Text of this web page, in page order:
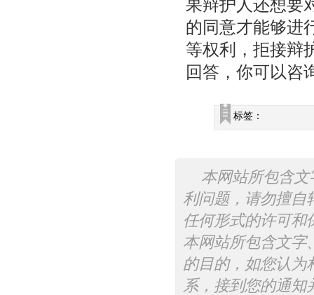
果辩护人还想要
的同意才能够进
等权利，拒接辩
回答，你可以咨
标签：
本网站所包含
利问题，请勿擅自
任何形式的许可和
本网站所包含文字
的目的，如您认为
系，接到您的通知